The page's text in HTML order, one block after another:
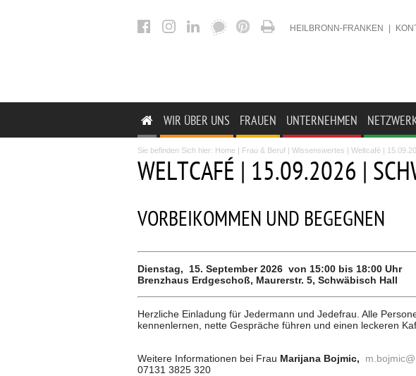
HEILBRONN-FRANKEN
 WIR ÜBER UNS FRAUEN UNTERNEHMEN
Sie befinden Sich hier: Home | Frau & Beruf| Wissenswertes | Weltcafé |
WELTCAFÉ | 15.09.2026 |
VORBEIKOMMEN UND BEGEGNEN
Dienstag, 15. September 2026 von 15:00 bis 18:00 Uhr
Brenzhaus Erdgeschoß, Maurerstr. 5, Schwäbisch Hall
Herzliche Einladung für Jedermann und Jedefrau. Alle
kennenlernen, nette Gespräche führen und einen leckeren
Weitere Informationen bei Frau Marijana Bojmic, m.bojmic@
07131 3825 320